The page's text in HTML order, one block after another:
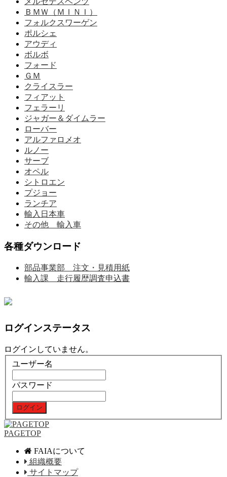
ＢＭＷ（ＭＩＮＩ）
フォルクスワーゲン
ポルシェ
アウディ
ボルボ
フォード
ＧＭ
クライスラー
フィアット
フェラーリ
ジャガー＆ダイムラー
ローバー
アルファロメオ
ルノー
サーブ
オペル
シトロエン
プジョー
ランチア
輸入日本車
その他 輸入車
各種ダウンロード
部品事業部 注文・見積用紙
輸入課 走行履歴調査申込書
ログインステータス
ログインしていません。
ユーザー名
パスワード
PAGETOP
FAIAについて
組織概要
サイトマップ